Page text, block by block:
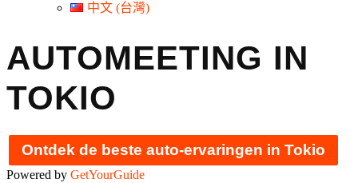
中文 (台灣)
AUTOMEETING IN
TOKIO
Ontdek de beste auto-ervaringen in Tokio
Powered by GetYourGuide